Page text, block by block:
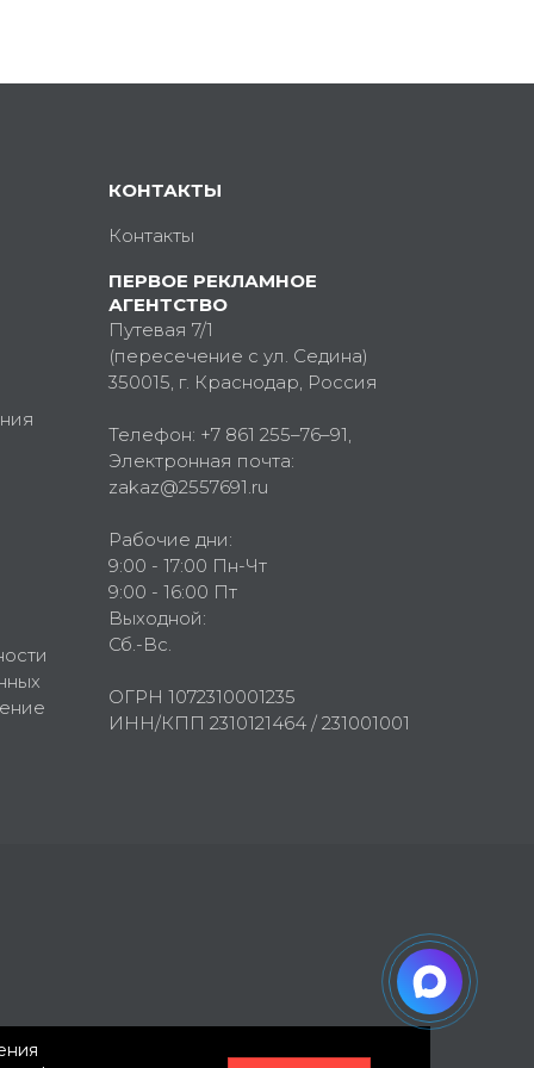
КОНТАКТЫ
Контакты
ПЕРВОЕ РЕКЛАМНОЕ
АГЕНТСТВО
Путевая 7/1
(пересечение с ул. Седина)
350015, г. Краснодар, Россия
Телефон: +7 861 255–76–91,
Электронная почта:
zakaz@2557691.ru
Рабочие дни:
9:00 - 17:00 Пн-Чт
9:00 - 16:00 Пт
Выходной:
Сб.-Вс.
ОГРН 1072310001235
ИНН/КПП 2310121464 / 231001001